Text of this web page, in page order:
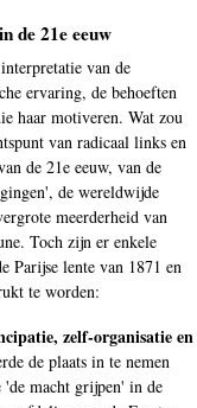
de 21e eeuw
van de
ervaring, de behoeften
haar motiveren. Wat zou
van radicaal links en
de 21e eeuw, van de
de wereldwijde
meerderheid van
Toch zijn er enkele
Parijse lente van 1871 en
te worden:
zelf-organisatie en
de plaats in te nemen
'de macht grijpen' in de